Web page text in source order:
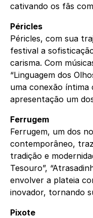
cativando os fãs
Péricles
Péricles, com sua
festival a
carisma. Com
“Linguagem dos
uma conexão íntima
apresentação um
Ferrugem
Ferrugem, um dos
contemporâneo,
tradição e
Tesouro”,
envolver a plateia
inovador, tornando
Pixote